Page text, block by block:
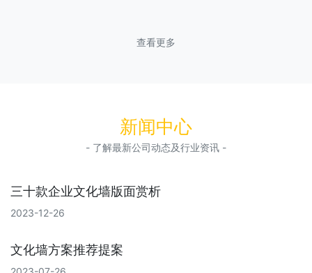
查看更多
新闻中心
- 了解最新公司动态及行业资讯 -
三十款企业文化墙版面赏析
2023-12-26
文化墙方案推荐提案